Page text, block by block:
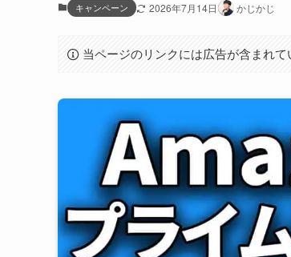
キャンペーン 2026年7月14日 かじかじ
当ページのリンクには広告が含まれて